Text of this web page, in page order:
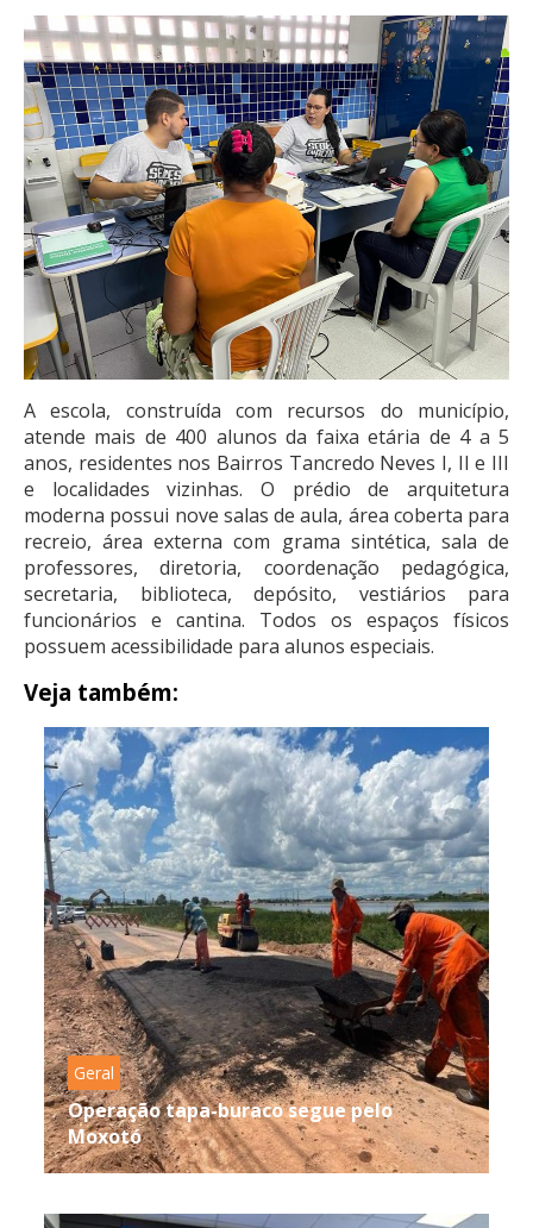
A escola, construída com recursos do município,
atende mais de 400 alunos da faixa etária de 4 a 5
anos, residentes nos Bairros Tancredo Neves I, II e III
e localidades vizinhas. O prédio de arquitetura
moderna possui nove salas de aula, área coberta para
recreio, área externa com grama sintética, sala de
professores, diretoria, coordenação pedagógica,
secretaria, biblioteca, depósito, vestiários para
funcionários e cantina. Todos os espaços físicos
possuem acessibilidade para alunos especiais.
Veja também:
Geral
Operação tapa-buraco segue pelo
Moxotó